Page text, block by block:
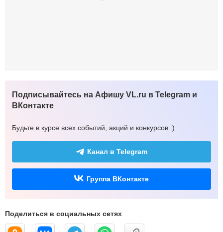
Подписывайтесь на Афишу VL.ru в Telegram и
ВКонтакте
Будьте в курсе всех событий, акций и конкурсов :)
Канал в Telegram
Группа ВКонтакте
Поделиться в социальных сетях